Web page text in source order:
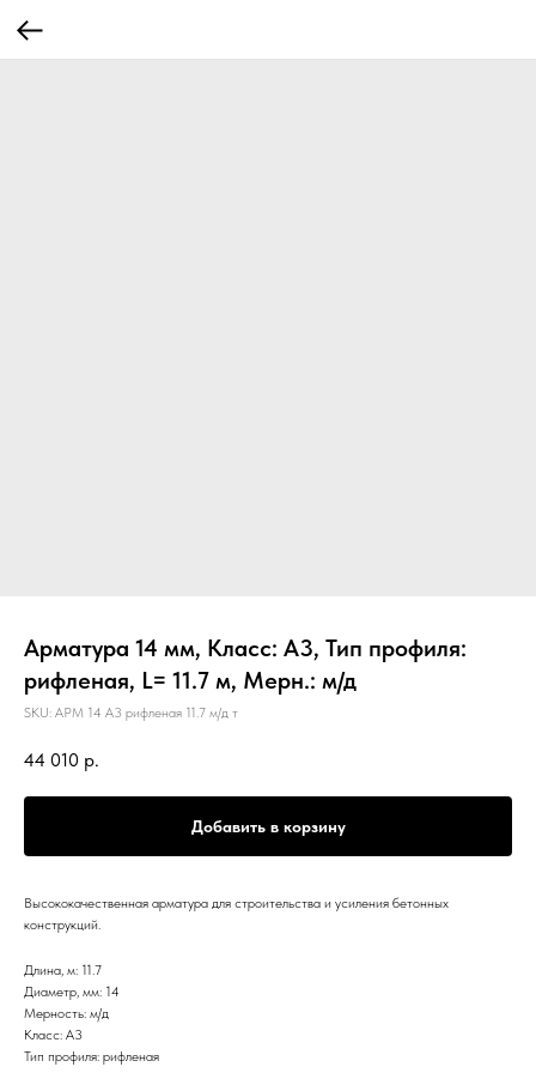
Арматура 14 мм, Класс: А3, Тип профиля:
рифленая, L= 11.7 м, Мерн.: м/д
SKU: АРМ 14 А3 рифленая 11.7 м/д т
44 010 р.
Добавить в корзину
Высококачественная арматура для строительства и усиления бетонных
конструкций.
Длина, м: 11.7
Диаметр, мм: 14
Мерность: м/д
Класс: А3
Тип профиля: рифленая